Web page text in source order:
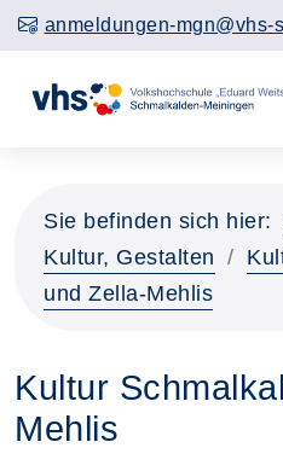
anmeldungen-mgn@vhs-
Sie befinden sich hier:
Kultur, Gestalten
und Zella-Mehlis
Kultur
Mehlis